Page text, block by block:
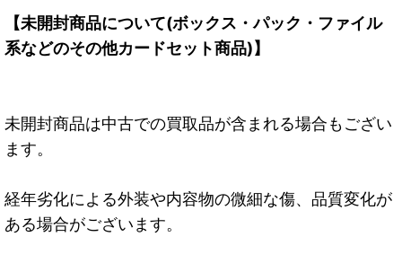
【未開封商品について(ボックス・パック・ファイル
系などのその他カードセット商品)】
未開封商品は中古での買取品が含まれる場合もござい
ます。
経年劣化による外装や内容物の微細な傷、品質変化が
ある場合がございます。